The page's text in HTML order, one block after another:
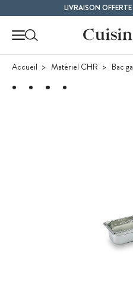
LIVRAISON
Accueil Matériel CHR Bac